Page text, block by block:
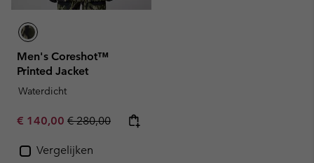
Men's Coreshot™
Printed Jacket
Waterdicht
Sale price:
€ 140,00 Regular price:
€ 280,00
Vergelijken